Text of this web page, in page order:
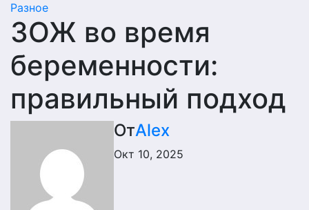
Разное
ЗОЖ во время
беременности:
правильный подход
ОтAlex
Окт 10, 2025